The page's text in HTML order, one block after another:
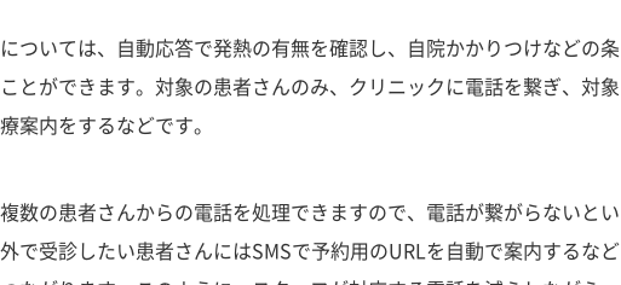
ついては、自動応答で発熱の有無を確認し、自院かかりつけなどの条
とができます。対象の患者さんのみ、クリニックに電話を繋ぎ、対象
案内をするなどです。
数の患者さんからの電話を処理できますので、電話が繋がらないとい
で受診したい患者さんにはSMSで予約用のURLを自動で案内するなど